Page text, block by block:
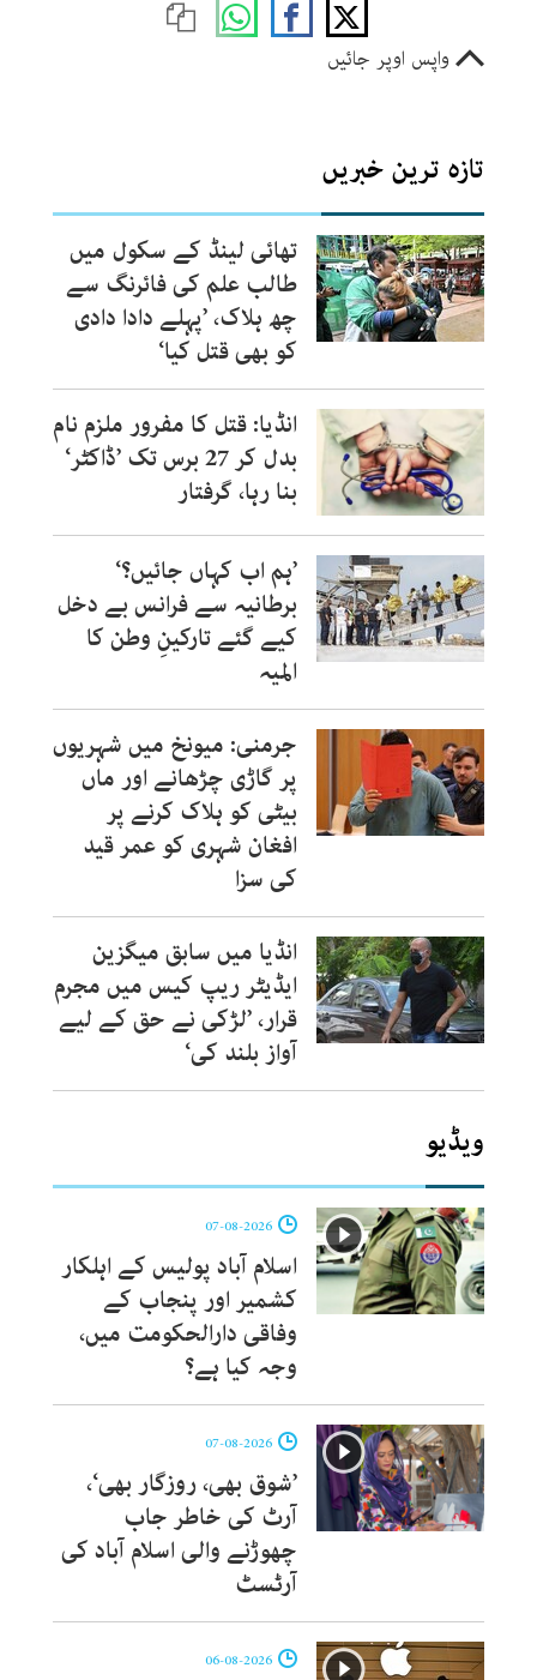
واپس اوپر جائیں
تازہ ترین خبریں
تھائی لینڈ کے سکول میں
طالب علم کی فائرنگ سے
چھ ہلاک، ’پہلے دادا دادی
کو بھی قتل کیا‘
انڈیا: قتل کا مفرور ملزم نام
بدل کر 27 برس تک ’ڈاکٹر‘
بنا رہا، گرفتار
’ہم اب کہاں جائیں؟‘
برطانیہ سے فرانس بے دخل
کیے گئے تارکینِ وطن کا
المیہ
جرمنی: میونخ میں شہریوں
پر گاڑی چڑھانے اور ماں
بیٹی کو ہلاک کرنے پر
افغان شہری کو عمر قید
کی سزا
انڈیا میں سابق میگزین
ایڈیٹر ریپ کیس میں مجرم
قرار، ’لڑکی نے حق کے لیے
آواز بلند کی‘
ویڈیو
اسلام آباد پولیس کے اہلکار
کشمیر اور پنجاب کے
وفاقی دارالحکومت میں،
وجہ کیا ہے؟
’شوق بھی، روزگار بھی‘،
آرٹ کی خاطر جاب
چھوڑنے والی اسلام آباد کی
آرٹسٹ